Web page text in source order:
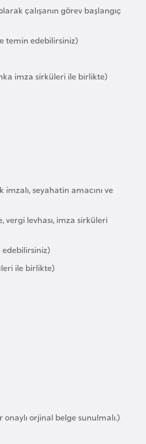
çalışanın görev başlangıç
temin edebilirsiniz)
imza sirküleri ile birlikte)
imzalı, seyahatin amacını ve
vergi levhası, imza sirküleri
ile birlikte)
onaylı orjinal belge sunulmalı.)